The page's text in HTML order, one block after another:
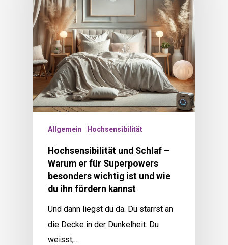
Allgemein Hochsensibilität
Hochsensibilität und Schlaf –
Warum er für Superpowers
besonders wichtig ist und wie
du ihn fördern kannst
Und dann liegst du da. Du starrst an
die Decke in der Dunkelheit. Du
weisst,…